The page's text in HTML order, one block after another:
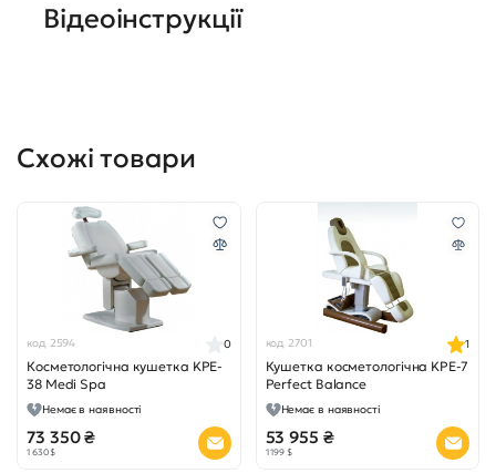
Відеоінструкції
Схожі товари
код 2594
Косметологічна кушетка KPE-
38 Medi Spa
0
Немає в наявності
73 350 ₴
1 630 $
код 2701
Кушетка косметологічна KPE-7
Perfect Balance
1
Немає в наявності
53 955 ₴
1 199 $